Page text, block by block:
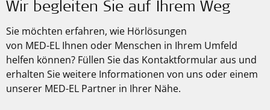
Wir begleiten Sie auf Ihrem Weg
Sie möchten erfahren, wie Hörlösungen
von MED-EL Ihnen oder Menschen in Ihrem Umfeld
helfen können? Füllen Sie das Kontaktformular aus und
erhalten Sie weitere Informationen von uns oder einem
unserer MED-EL Partner in Ihrer Nähe.